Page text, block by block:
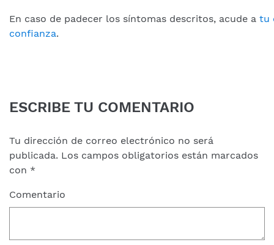
En caso de padecer los síntomas descritos, acude a tu
confianza.
ESCRIBE TU COMENTARIO
Tu dirección de correo electrónico no será
publicada. Los campos obligatorios están marcados
con *
Comentario